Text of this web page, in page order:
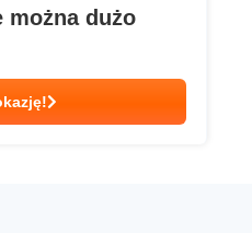
można dużo